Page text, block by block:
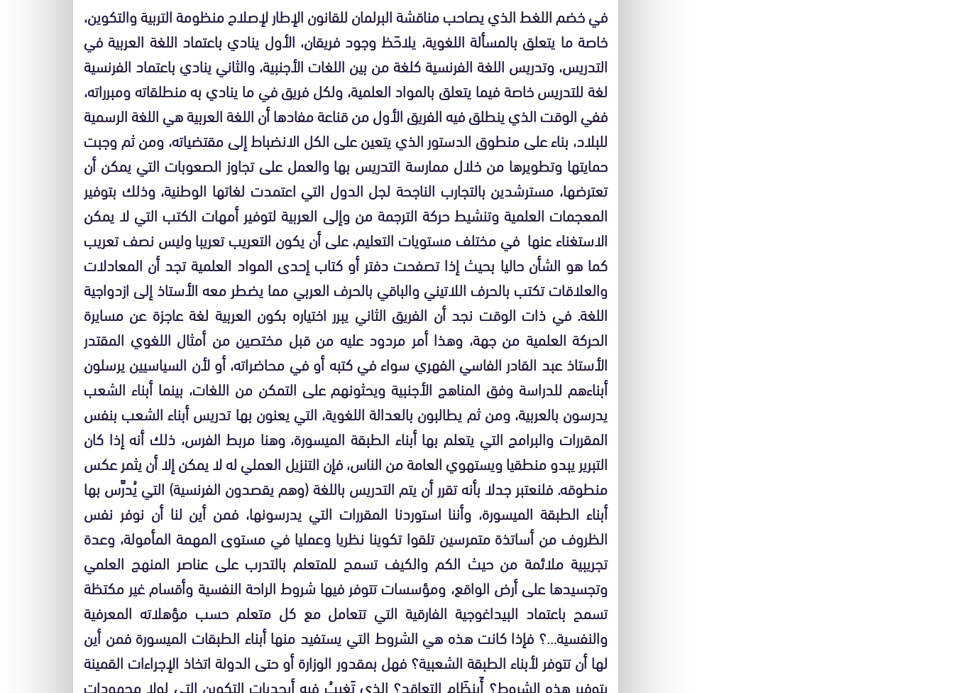
في خضم اللغط الذي يصاحب مناقشة البرلمان للقانون الإطار لإصلاح منظومة التربية والتكوين،
خاصة ما يتعلق بالمسألة اللغوية، يلاحَظ وجود فريقان، الأول ينادي باعتماد اللغة العربية في
التدريس، وتدريس اللغة الفرنسية كلغة من بين اللغات الأجنبية، والثاني ينادي باعتماد الفرنسية
لغة للتدريس خاصة فيما يتعلق بالمواد العلمية، ولكل فريق في ما ينادي به منطلقاته ومبرراته،
ففي الوقت الذي ينطلق فيه الفريق الأول من قناعة مفادها أن اللغة العربية هي اللغة الرسمية
للبلاد، بناء على منطوق الدستور الذي يتعين على الكل الانضباط إلى مقتضياته، ومن ثم وجبت
حمايتها وتطويرها من خلال ممارسة التدريس بها والعمل على تجاوز الصعوبات التي يمكن أن
تعترضها، مسترشدين بالتجارب الناجحة لجل الدول التي اعتمدت لغاتها الوطنية، وذلك بتوفير
المعجمات العلمية وتنشيط حركة الترجمة من وإلى العربية لتوفير أمهات الكتب التي لا يمكن
الاستغناء عنها في مختلف مستويات التعليم، على أن يكون التعريب تعريبا وليس نصف تعريب
كما هو الشأن حاليا بحيث إذا تصفحت دفتر أو كتاب إحدى المواد العلمية تجد أن المعادلات
والعلاقات تكتب بالحرف اللاتيني والباقي بالحرف العربي مما يضطر معه الأستاذ إلى ازدواجية
اللغة. في ذات الوقت نجد أن الفريق الثاني يبرر اختياره بكون العربية لغة عاجزة عن مسايرة
الحركة العلمية من جهة، وهذا أمر مردود عليه من قبل مختصين من أمثال اللغوي المقتدر
الأستاذ عبد القادر الفاسي الفهري سواء في كتبه أو في محاضراته، أو لأن السياسيين يرسلون
أبناءهم للدراسة وفق المناهج الأجنبية ويحثونهم على التمكن من اللغات، بينما أبناء الشعب
يدرسون بالعربية، ومن ثم يطالبون بالعدالة اللغوية، التي يعنون بها تدريس أبناء الشعب بنفس
المقررات والبرامج التي يتعلم بها أبناء الطبقة الميسورة، وهنا مربط الفرس، ذلك أنه إذا كان
التبرير يبدو منطقيا ويستهوي العامة من الناس، فإن التنزيل العملي له لا يمكن إلا أن يثمر عكس
منطوقه. فلنعتبر جدلا بأنه تقرر أن يتم التدريس باللغة (وهم يقصدون الفرنسية) التي يُدرَّس بها
أبناء الطبقة الميسورة، وأننا استوردنا المقررات التي يدرسونها، فمن أين لنا أن نوفر نفس
الظروف من أساتذة متمرسين تلقوا تكوينا نظريا وعمليا في مستوى المهمة المأمولة، وعدة
تجريبية ملائمة من حيث الكم والكيف تسمح للمتعلم بالتدرب على عناصر المنهج العلمي
وتجسيدها على أرض الواقع، ومؤسسات تتوفر فيها شروط الراحة النفسية وأقسام غير مكتظة
تسمح باعتماد البيداغوجية الفارقية التي تتعامل مع كل متعلم حسب مؤهلاته المعرفية
والنفسية…؟ فإذا كانت هذه هي الشروط التي يستفيد منها أبناء الطبقات الميسورة فمن أين
لها أن تتوفر لأبناء الطبقة الشعبية؟ فهل بمقدور الوزارة أو حتى الدولة اتخاذ الإجراءات القمينة
بتوفير هذه الشروط؟ أَبِنِظَام التعاقد؟ الذي تَغِيبُ فيه أبجديات التكوين التي لولا مجهودات